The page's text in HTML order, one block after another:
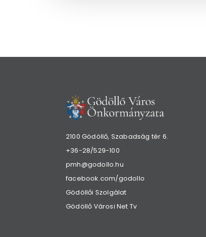
2100 Gödöllő, Szabadság tér 6.
+36-28/529-100
pmh@godollo.hu
facebook.com/godollo
Gödöllői Szolgálat
Gödöllő Városi Net Tv